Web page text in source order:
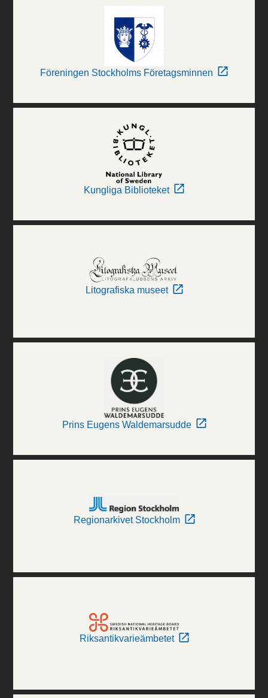
Föreningen Stockholms Företagsminnen
Kungliga Biblioteket
Litografiska museet
Prins Eugens Waldemarsudde
Regionarkivet Stockholm
Riksantikvarieämbetet